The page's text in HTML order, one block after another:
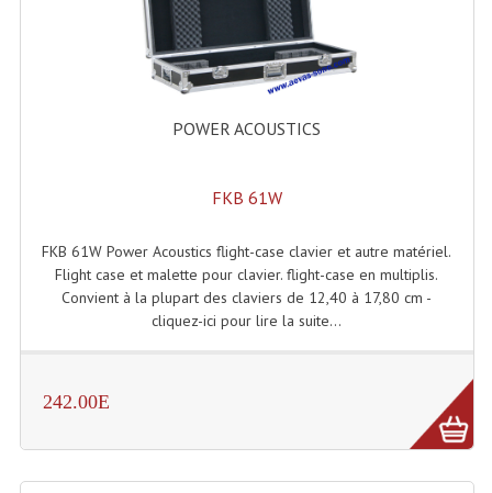
Accessoires Pieds Cellules Diamants
Accessoires Enceintes
Diamants
Selecteurs Audio Vidéo
Amplificateurs
POWER ACOUSTICS
FKB 61W
FKB 61W Power Acoustics flight-case clavier et autre matériel.
Flight case et malette pour clavier. flight-case en multiplis.
Convient à la plupart des claviers de 12,40 à 17,80 cm -
cliquez-ici pour lire la suite...
242.00E